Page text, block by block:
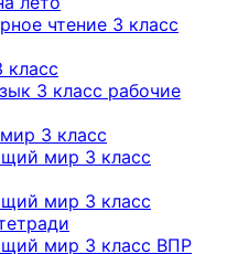
чтение 3 класс
класс
3 класс рабочие
3 класс
мир 3 класс
мир 3 класс
мир 3 класс ВПР